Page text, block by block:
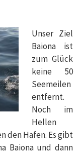
Unser Ziel
Baiona ist
zum Glück
keine 50
Seemeilen
entfernt.
Noch im
Hellen
den Hafen. Es gibt
Baiona und dann